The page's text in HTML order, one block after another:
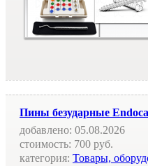
Пины безударные
добавлено: 05.08.2026
стоимость: 700 руб.
категория: Товары,